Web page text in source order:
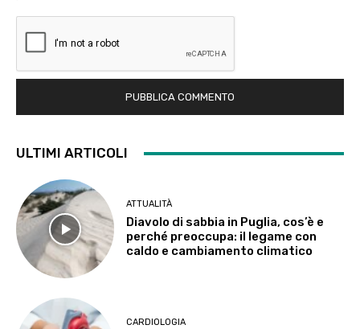
ULTIMI ARTICOLI
ATTUALITÀ
Diavolo di sabbia in Puglia, cos’è e
perché preoccupa: il legame con
caldo e cambiamento climatico
CARDIOLOGIA